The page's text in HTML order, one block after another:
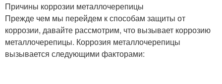
Причины коррозии металлочерепицы
Прежде чем мы перейдем к способам защиты от
коррозии, давайте рассмотрим, что вызывает коррозию
металлочерепицы. Коррозия металлочерепицы
вызывается следующими факторами: